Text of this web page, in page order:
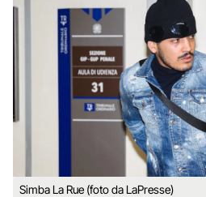
Simba La Rue (foto da LaPresse)